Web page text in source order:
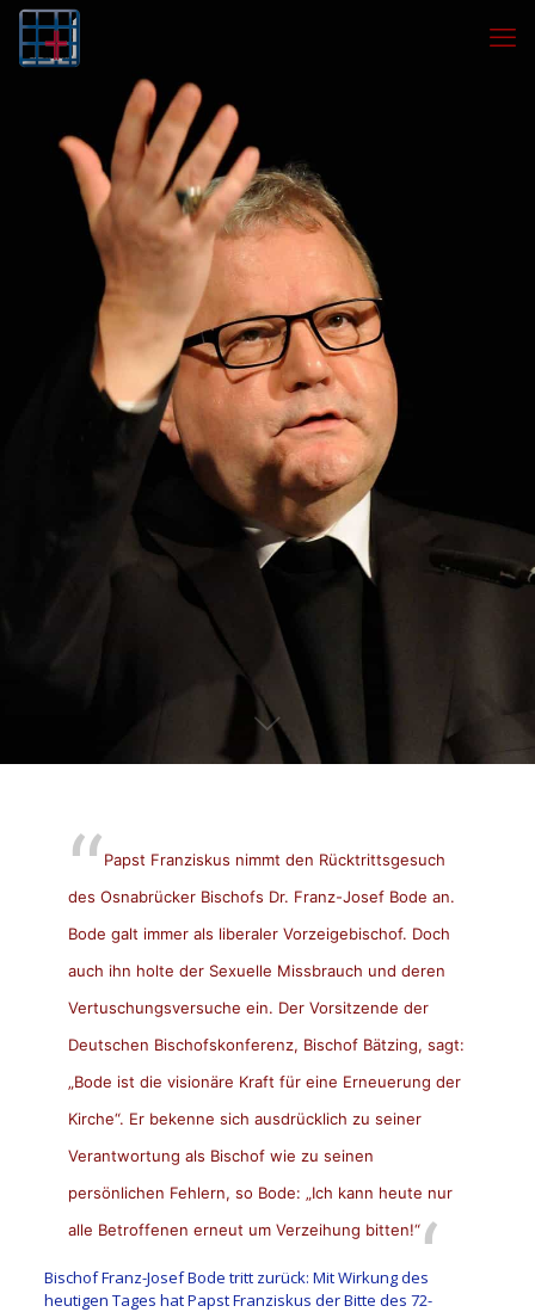
Papst Franziskus nimmt den Rücktrittsgesuch
des Osnabrücker Bischofs Dr. Franz-Josef Bode an.
Bode galt immer als liberaler Vorzeigebischof. Doch
auch ihn holte der Sexuelle Missbrauch und deren
Vertuschungsversuche ein. Der Vorsitzende der
Deutschen Bischofskonferenz, Bischof Bätzing, sagt:
„Bode ist die visionäre Kraft für eine Erneuerung der
Kirche“. Er bekenne sich ausdrücklich zu seiner
Verantwortung als Bischof wie zu seinen
persönlichen Fehlern, so Bode: „Ich kann heute nur
alle Betroffenen erneut um Verzeihung bitten!“
Bischof Franz-Josef Bode tritt zurück: Mit Wirkung des
heutigen Tages hat Papst Franziskus der Bitte des 72-